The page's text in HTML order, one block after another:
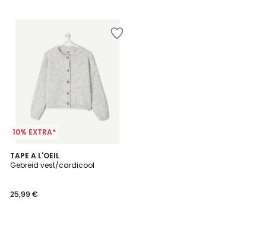
toegepast.
10% EXTRA*
TAPE A L'OEIL
Gebreid vest/cardicool
25,99 €